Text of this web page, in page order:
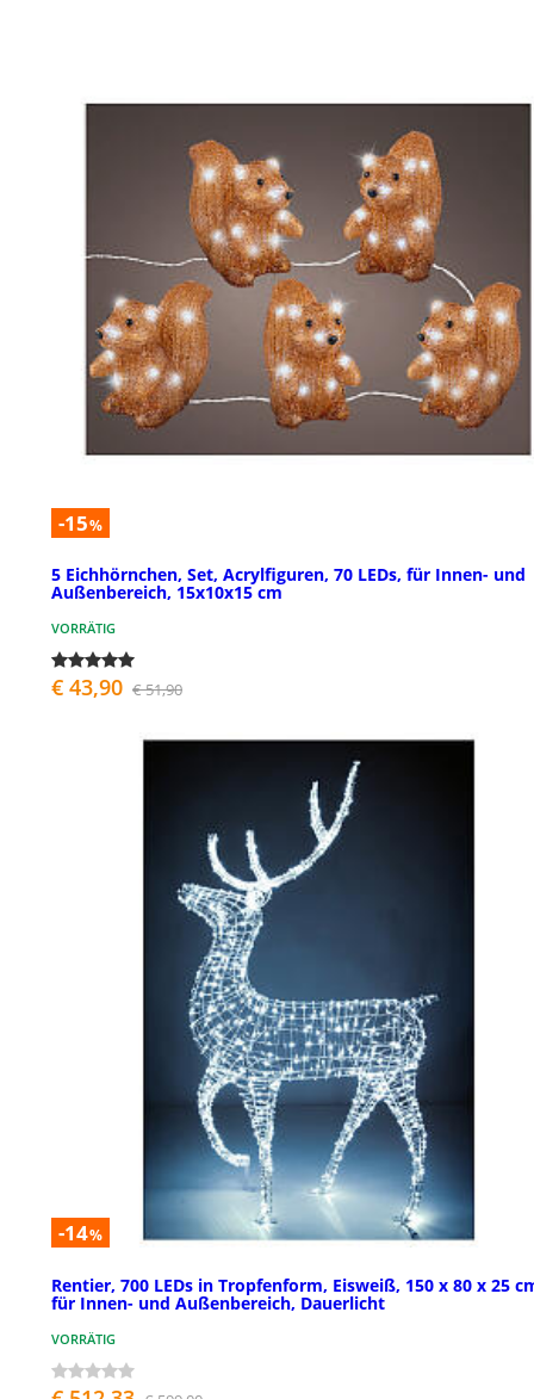
-15%
5 Eichhörnchen, Set, Acrylfiguren, 70 LEDs, für Innen- und
Außenbereich, 15x10x15 cm
VORRÄTIG
€ 43,90 € 51,90
-14%
Rentier, 700 LEDs in Tropfenform, Eisweiß, 150 x 80 x 25
für Innen- und Außenbereich, Dauerlicht
VORRÄTIG